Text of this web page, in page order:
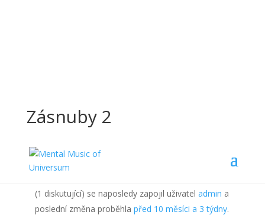
Zásnuby 2
new home › Fóra › Metal Music of Universum
Zásnuby 2
(1 diskutující) se naposledy zapojil uživatel admin a
poslední změna proběhla před 10 měsíci a 3 týdny.